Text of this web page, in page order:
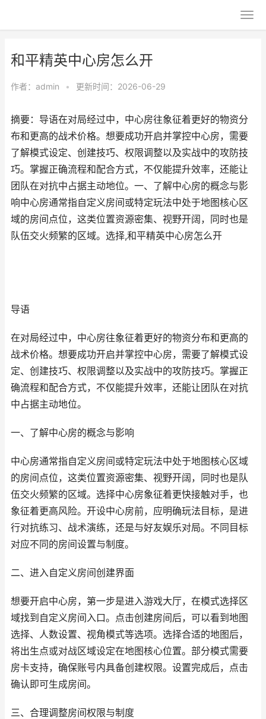
和平精英中心房怎么开
作者： admin • 更新时间：2026-06-29
摘要：导语在对局经过中，中心房往象征着更好的物资分
布和更高的战术价格。想要成功开启并掌控中心房，需要
了解模式设定、创建技巧、权限调整以及实战中的攻防技
巧。掌握正确流程和配合方式，不仅能提升效率，还能让
团队在对抗中占据主动地位。一、了解中心房的概念与影
响中心房通常指自定义房间或特定玩法中处于地图核心区
域的房间点位，这类位置资源密集、视野开阔，同时也是
队伍交火频繁的区域。选择,和平精英中心房怎么开
导语
在对局经过中，中心房往象征着更好的物资分布和更高的
战术价格。想要成功开启并掌控中心房，需要了解模式设
定、创建技巧、权限调整以及实战中的攻防技巧。掌握正
确流程和配合方式，不仅能提升效率，还能让团队在对抗
中占据主动地位。
一、了解中心房的概念与影响
中心房通常指自定义房间或特定玩法中处于地图核心区域
的房间点位，这类位置资源密集、视野开阔，同时也是队
伍交火频繁的区域。选择中心房象征着更快接触对手，也
象征着更高风险。开设中心房前，应明确玩法目标，是进
行对抗练习、战术演练，还是与好友娱乐对局。不同目标
对应不同的房间设置与制度。
二、进入自定义房间创建界面
想要开启中心房，第一步是进入游戏大厅，在模式选择区
域找到自定义房间入口。点击创建房间后，可以看到地图
选择、人数设置、视角模式等选项。选择合适的地图后，
将出生点或对战区域设定在地图核心位置。部分模式需要
房卡支持，确保账号内具备创建权限。设置完成后，点击
确认即可生成房间。
三、合理调整房间权限与制度